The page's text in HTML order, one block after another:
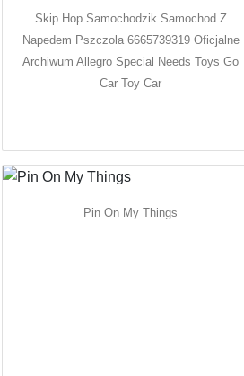
Skip Hop Samochodzik Samochod Z
Napedem Pszczola 6665739319 Oficjalne
Archiwum Allegro Special Needs Toys Go
Car Toy Car
Pin On My Things